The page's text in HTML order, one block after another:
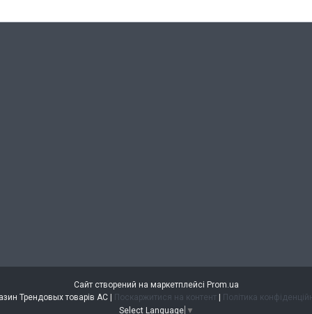
Сайт створений на маркетплейсі Prom.ua
Поскаржитися на контент
Політика
Select Language ▼